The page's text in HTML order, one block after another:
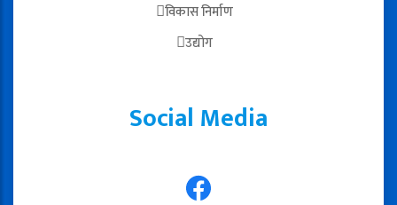
विकास निर्माण
उद्योग
Social Media